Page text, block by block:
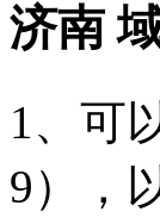
济南
1、可
9），